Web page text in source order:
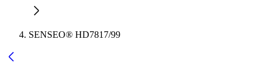
SENSEO® HD7817/99